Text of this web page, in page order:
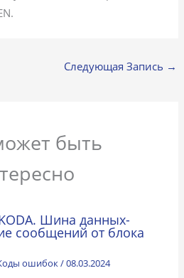
Следующая Запись →
быть
Шина данных-
сообщений от блока
ошибок/08.03.2024